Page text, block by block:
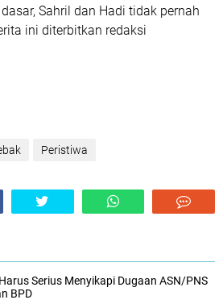
Sahril dan Hadi tidak pernah
ini diterbitkan redaksi
Peristiwa
Serius Menyikapi Dugaan ASN/PNS
BPD